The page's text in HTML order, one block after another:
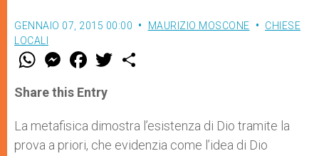
GENNAIO 07, 2015 00:00 MAURIZIO MOSCONE
CHIESE
LOCALI
W
t
s
p
p
M
e
s
e
g
e
r
F
a
e
b
o
k
w
r
Share this Entry
La metafisica dimostra l’esistenza di Dio tramite la
prova a priori, che evidenzia come l’idea di Dio